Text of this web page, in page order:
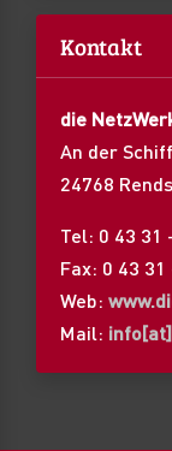
Kontakt
die
An der
24768
Tel: 0 43 31
Fax: 0 43 31
Web:
Mail: